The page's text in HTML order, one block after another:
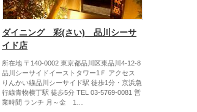
ダイニング 彩(さい) 品川シーサ
イド店
所在地 〒140-0002 東京都品川区東品川4-12-8
品川シーサイドイーストタワー1Ｆ アクセス
りんかい線品川シーサイド駅 徒歩1分・京浜急
行線青物横丁駅 徒歩5分 TEL 03-5769-0081 営
業時間 ランチ 月～金 1…